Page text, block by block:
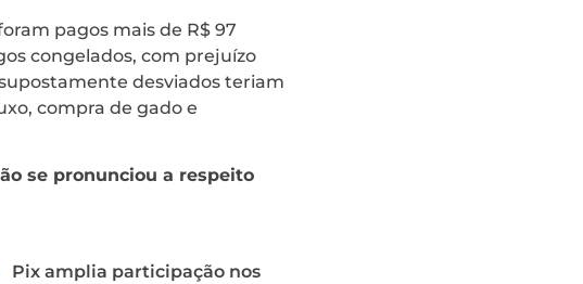
pagos mais de R$ 97
congelados, com prejuízo
desviados teriam
compra de gado e
se pronunciou a respeito
Pix amplia participação nos